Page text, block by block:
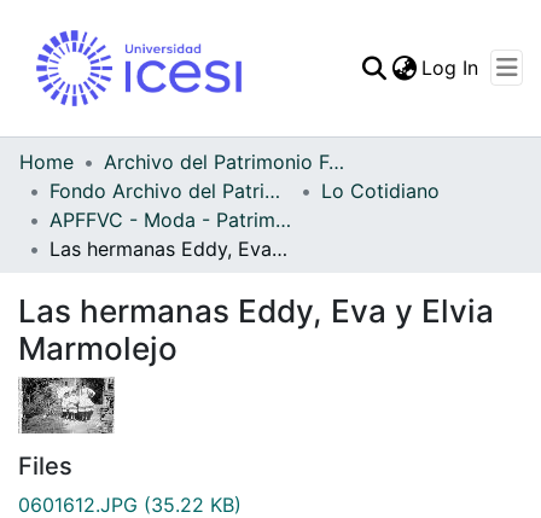
Statistics
Log In
Home
Archivo del Patrimonio Fotográfico y Fílmico del Valle del Cauca
Fondo Archivo del Patrimonio Fotográfico y Fílmico del Valle del Cauca
Lo Cotidiano
APFFVC - Moda - Patrimonial
Las hermanas Eddy, Eva y Elvia Marmolejo
Las hermanas Eddy, Eva y Elvia
Marmolejo
Files
0601612.JPG (35.22 KB)